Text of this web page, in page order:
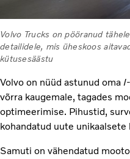
Volvo Trucks on pööranud
detailidele, mis üheskoos
kütusesäästu
Volvo on nüüd astunud oma
võrra kaugemale, tagades
optimeerimise. Pihustid,
kohandatud uute
Samuti on vähendatud